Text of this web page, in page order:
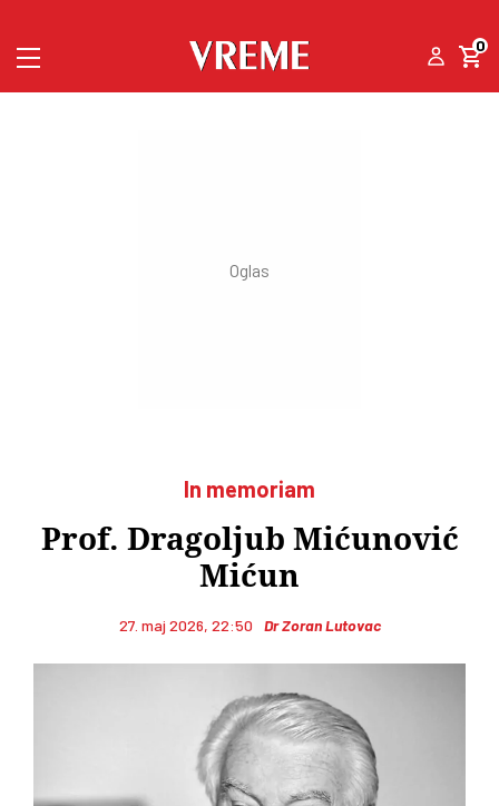
0
In memoriam
Prof. Dragoljub Mićunović
Mićun
27. maj 2026, 22:50 Dr Zoran Lutovac